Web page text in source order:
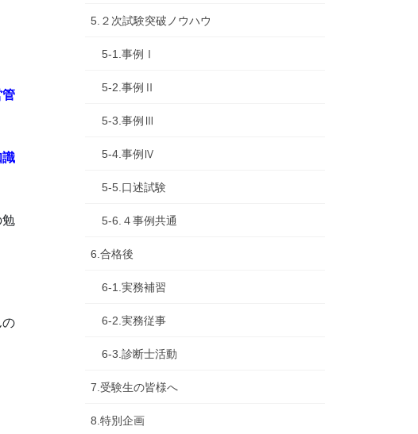
管
識
勉
の
5.２次試験突破ノウハウ
5-1.事例Ⅰ
5-2.事例Ⅱ
5-3.事例Ⅲ
5-4.事例Ⅳ
5-5.口述試験
5-6.４事例共通
6.合格後
6-1.実務補習
6-2.実務従事
6-3.診断士活動
7.受験生の皆様へ
8.特別企画